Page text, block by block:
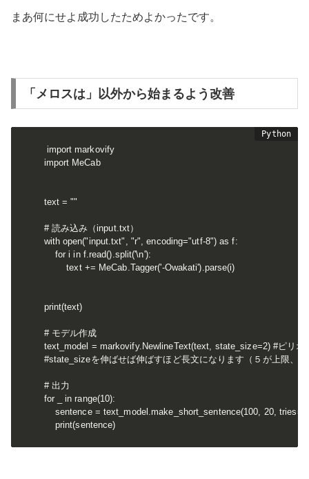
まあ何にせよ成功したためよかったです。
「メロスは」以外から始まるよう改善
import markovify
import MeCab
text = ""
# 読み込み（input.txt）
with open("input.txt", "r", encoding="utf-8") as f:
    for i in f.read().split('\n'):
        text += MeCab.Tagger('-Owakati').parse(i)
print(text)
# モデル作成
text_model = markovify.NewlineText(text, state_size=2) #ピリオ
#state_sizeを伸ばせば伸ばすほど長文になります（５が上限、
# 出力
for _ in range(10):
sentence = text_model.make_short_sentence(100, 20,
    print(sentence)